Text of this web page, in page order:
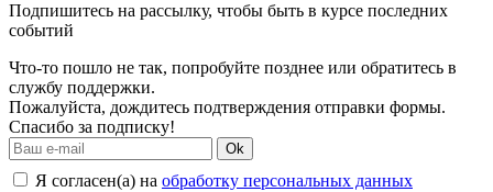
Подпишитесь на рассылку, чтобы быть в курсе последних
событий
Что-то пошло не так, попробуйте позднее или обратитесь в
службу поддержки.
Пожалуйста, дождитесь подтверждения отправки формы.
Спасибо за подписку!
Ok
Я согласен(а) на обработку персональных данных